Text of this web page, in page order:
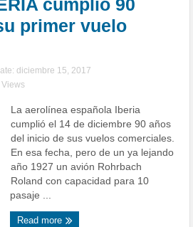
cumplió 90
primer vuelo
diciembre 15, 2017
La aerolínea española Iberia
cumplió el 14 de diciembre 90 años
del inicio de sus vuelos comerciales.
En esa fecha, pero de un ya lejando
año 1927 un avión Rohrbach
Roland con capacidad para 10
pasaje ...
Read more